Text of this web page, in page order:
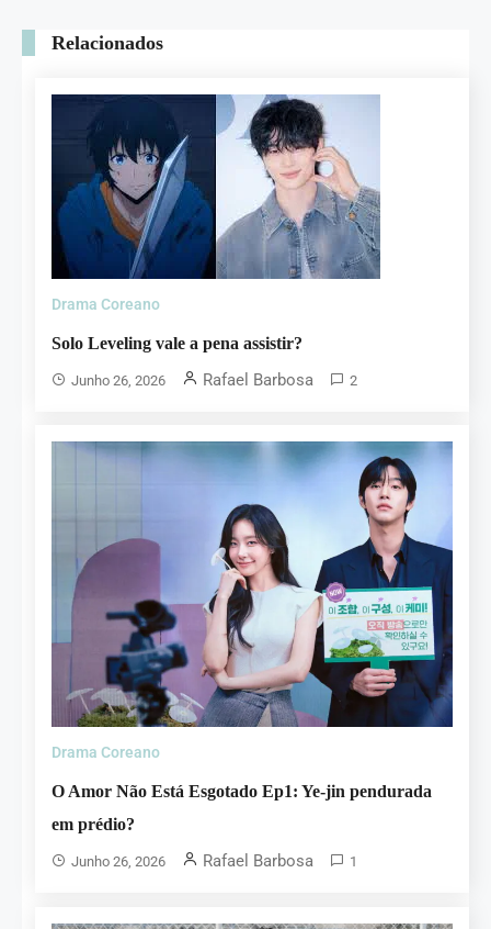
Relacionados
Drama Coreano
Solo Leveling vale a pena assistir?
Junho 26, 2026 Rafael Barbosa 2
Drama Coreano
O Amor Não Está Esgotado Ep1: Ye-jin pendurada
em prédio?
Junho 26, 2026 Rafael Barbosa 1